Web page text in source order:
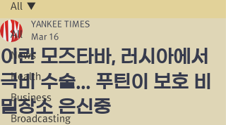
All
News
Health
Business
Broadcasting
All
이란 모즈타바, 러시아에서
극비 수술... 푸틴이 보호 비
밀장소 은신중
YANKEE TIMES
Mar 16